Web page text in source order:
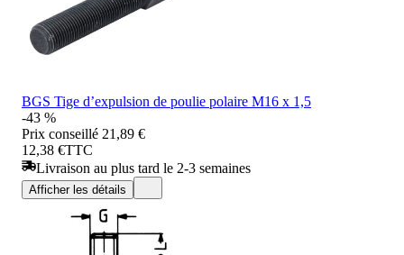
BGS Tige d’expulsion de poulie polaire M16 x 1,5
-43 %
Prix conseillé 21,89 €
12,38 €TTC
Livraison au plus tard le 2-3 semaines
Afficher les détails